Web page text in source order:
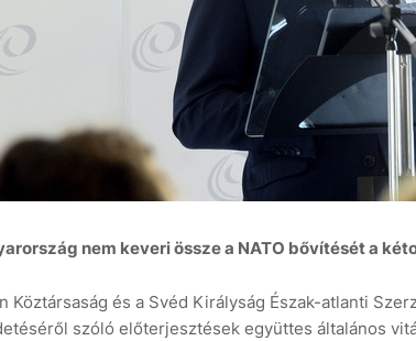
nem keveri össze a NATO bővítését a
Köztársaság és a Svéd Királyság Észak-atlanti
szóló előterjesztések együttes általános